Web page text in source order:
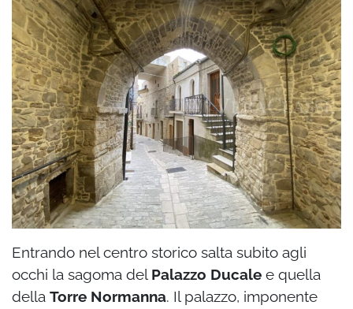
Entrando nel centro storico salta subito agli
occhi la sagoma del Palazzo Ducale e quella
della Torre Normanna. Il palazzo, imponente